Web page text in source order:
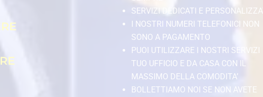
SERVIZI DEDICATI E
I NOSTRI NUMERI TELEFONICI NON
SONO A PAGAMENTO
PUOI UTILIZZARE I NOSTRI SERVIZI
TUO UFFICIO E DA CASA CON IL
MASSIMO DELLA COMODITA’
BOLLETTIAMO NOI SE NON AVETE